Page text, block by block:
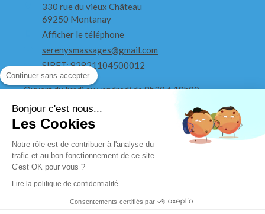
330 rue du vieux Château
69250 Montanay
Afficher le téléphone
serenysmassages@gmail.com
SIRET: 82821104500012
Ouvert du lundi au vendredi de 8h30 à 19h00
Ouvert le samedi de 8h30 à 18h
Création et référencement du site par Simplébo
Continuer sans accepter
Bonjour c'est nous...
Les Cookies
Notre rôle est de contribuer à l'analyse du
trafic et au bon fonctionnement de ce site.
C'est OK pour vous ?
Lire la politique de confidentialité
Consentements certifiés par